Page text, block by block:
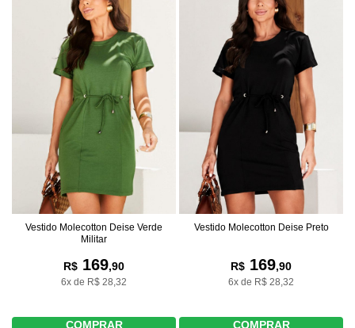
Vestido Molecotton Deise Verde
Militar
R$ 169,90
6x de R$ 28,32
COMPRAR
Vestido Molecotton Deise Preto
R$ 169,90
6x de R$ 28,32
COMPRAR